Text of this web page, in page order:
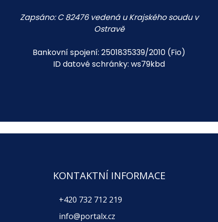
Zapsáno: C 82476 vedená u Krajského soudu v
Ostravě
Bankovní spojení: 2501835339/2010 (Fio)
ID datové schránky: ws79kbd
KONTAKTNÍ INFORMACE
+420 732 712 219
info@portalx.cz